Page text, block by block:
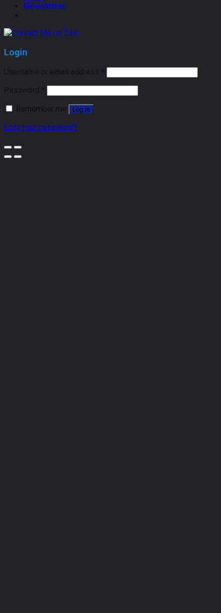
Newsletter
Login
Username or email address *
Password *
Remember me
Log in
Lost your password?